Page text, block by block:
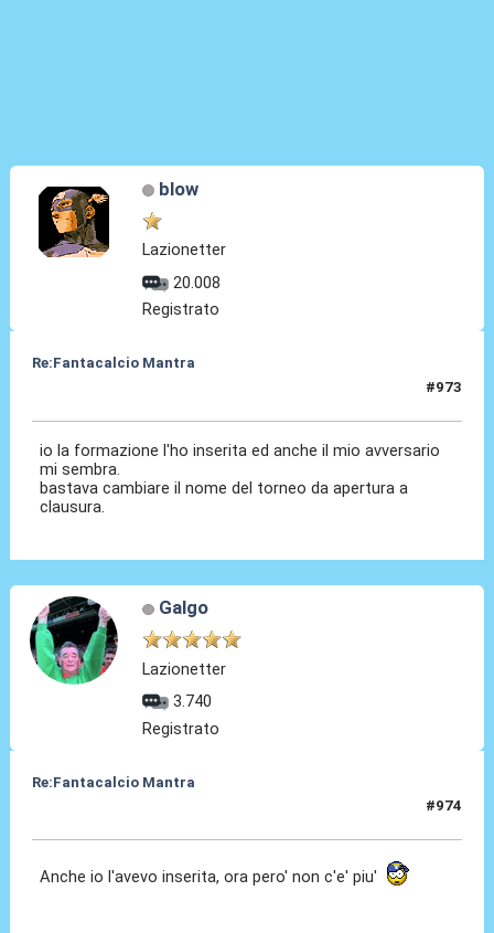
blow
Lazionetter
20.008
Registrato
Re:Fantacalcio Mantra
#973
io la formazione l'ho inserita ed anche il mio avversario
mi sembra.
bastava cambiare il nome del torneo da apertura a
clausura.
Galgo
Lazionetter
3.740
Registrato
Re:Fantacalcio Mantra
#974
Anche io l'avevo inserita, ora pero' non c'e' piu'